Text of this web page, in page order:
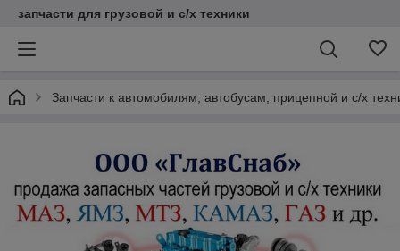
запчасти для грузовой и с/х техники
Запчасти к автомобилям, автобусам, прицепной и с/х